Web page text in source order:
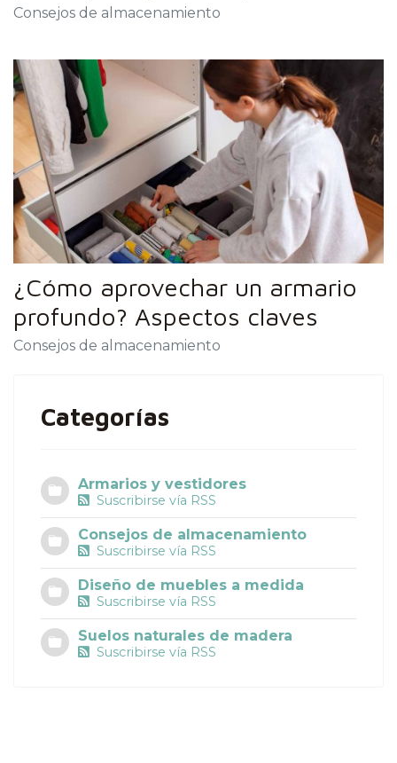
Consejos de almacenamiento
¿Cómo aprovechar un armario
profundo? Aspectos claves
Consejos de almacenamiento
Categorías
Armarios y vestidores
Suscribirse vía RSS
Consejos de almacenamiento
Suscribirse vía RSS
Diseño de muebles a medida
Suscribirse vía RSS
Suelos naturales de madera
Suscribirse vía RSS